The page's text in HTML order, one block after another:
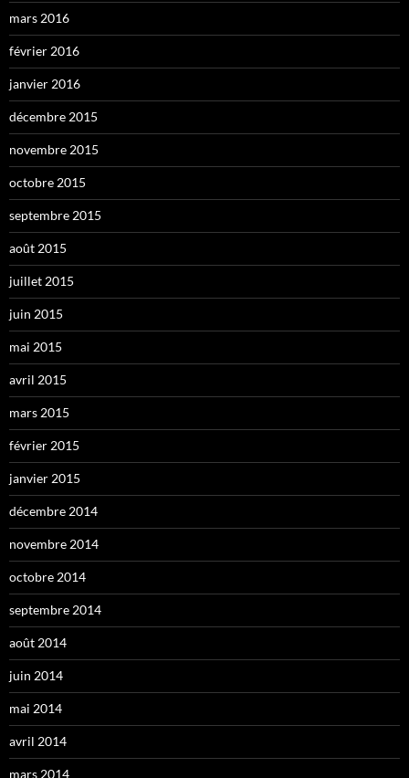
mars 2016
février 2016
janvier 2016
décembre 2015
novembre 2015
octobre 2015
septembre 2015
août 2015
juillet 2015
juin 2015
mai 2015
avril 2015
mars 2015
février 2015
janvier 2015
décembre 2014
novembre 2014
octobre 2014
septembre 2014
août 2014
juin 2014
mai 2014
avril 2014
mars 2014